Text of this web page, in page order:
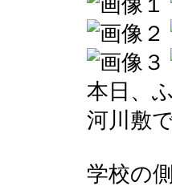
本日、
河川敷
学校の